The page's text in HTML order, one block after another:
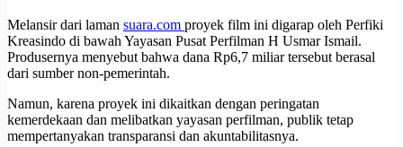
Melansir dari laman suara.com proyek film ini digarap oleh Perfiki
Kreasindo di bawah Yayasan Pusat Perfilman H Usmar Ismail.
Produsernya menyebut bahwa dana Rp6,7 miliar tersebut berasal
dari sumber non-pemerintah.
Namun, karena proyek ini dikaitkan dengan peringatan
kemerdekaan dan melibatkan yayasan perfilman, publik tetap
mempertanyakan transparansi dan akuntabilitasnya.